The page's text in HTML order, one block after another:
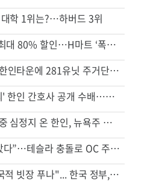
학 1위는?…하버드 3위
쌀·라면 값 최대 80% 할인…H마트 ‘폭탄 세일’
부에나파크 한인타운에 281유닛 주거단지 들어선다
'14년째 도피' 한인 간호사 공개 수배…메디케어 사기 유죄
변호사시험 중 심정지 온 한인, 뉴욕주 제소
“전쟁터 같았다”…테슬라 충돌로 OC 주택 4채 파손
"65세 복수국적 빗장 푸나"... 한국 정부, 연령 완화 전면 추진